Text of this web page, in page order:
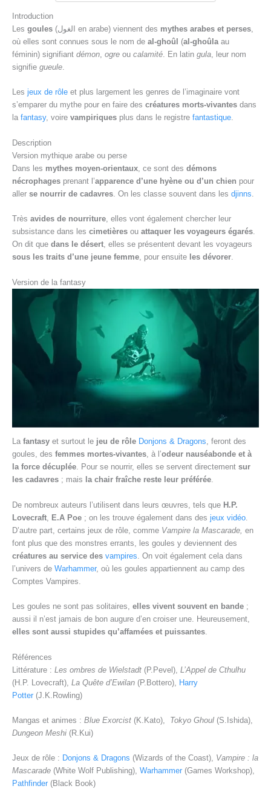
Introduction
Les goules (الغول en arabe) viennent des mythes arabes et perses
où elles sont connues sous le nom de al-ghoûl (al-ghoûla au
féminin) signifiant démon ogre ou calamité . En latin gula , leur nom
signifie gueule
Les jeux de rôle et plus largement les genres de l’imaginaire vont
s’emparer du mythe pour en faire des créatures morts-vivantes dans
la fantasy, voire vampiriques plus dans le registre fantastique.
Description
Version mythique arabe ou perse
Dans les mythes moyen-orientaux , ce sont des démons
nécrophages prenant l’apparence d’une hyène ou d’un chien pour
aller se nourrir de cadavres . On les classe souvent dans les djinns
Très avides de nourriture, elles vont également chercher leur
subsistance dans les cimetières ou attaquer les voyageurs égarés.
On dit que dans le désert, elles se présentent devant les voyageurs
sous les traits d’une jeune femme, pour ensuite les dévorer.
Version de la fantasy
La fantasy et surtout le jeu de rôle Donjons & Dragons, feront des
goules, des femmes mortes-vivantes, à l’odeur nauséabonde et à
la force décuplée. Pour se nourrir, elles se servent directement sur
les cadavres ; mais la chair fraîche reste leur préférée.
De nombreux auteurs l’utilisent dans leurs œuvres, tels que H.P.
Lovecraft
E.A Poe ; on les trouve également dans des jeux vidéo
D’autre part, certains jeux de rôle, comme Vampire la Mascarade, en
font plus que des monstres errants, les goules y deviennent des
créatures au service des vampires . On voit également cela dans
l’univers de Warhammer, où les goules appartiennent au camp des
Comptes Vampires.
Les goules ne sont pas solitaires, elles vivent souvent en bande ;
aussi il n’est jamais de bon augure d’en croiser une. Heureusement,
elles sont aussi stupides qu’affamées et puissantes.
Références
Littérature : Les ombres de Wielstadt (P.Pevel), L’Appel de Cthulhu
(H.P. Lovecraft), La Quête d’Ewilan (P.Bottero), Harry
Potter (J.K.Rowling)
Mangas et animes : Blue Exorcist (K.Kato), Tokyo Ghoul (S.Ishida),
Dungeon Meshi (R.Kui)
Jeux de rôle : Donjons & Dragons (Wizards of the Coast), Vampire : la
Mascarade (White Wolf Publishing), Warhammer (Games Workshop),
Pathfinder (Black Book)